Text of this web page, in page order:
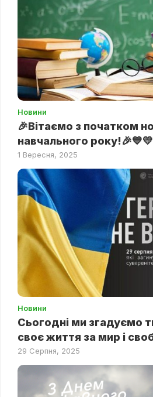
Новини
🎉Вітаємо з початком
навчального року!🎉💙💛
1 Вересня, 2025
Новини
Сьогодні ми згадуємо
своє життя за мир і
29 Серпня, 2025